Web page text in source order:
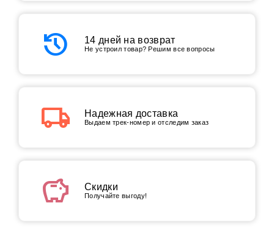
history 14 дней на возврат
Не устроил товар? Решим все вопросы
local_shipping Надежная доставка
Выдаем трек-номер и отследим заказ
savings Скидки
Получайте выгоду!